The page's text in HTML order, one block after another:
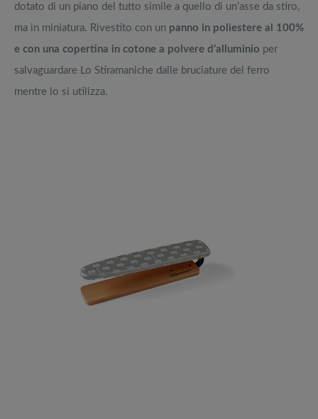
dotato di un piano del tutto simile a quello di un’asse da stiro,
ma in miniatura. Rivestito con un panno in poliestere al 100%
e con una copertina in cotone a polvere d’alluminio per
salvaguardare Lo Stiramaniche dalle bruciature del ferro
mentre lo si utilizza.